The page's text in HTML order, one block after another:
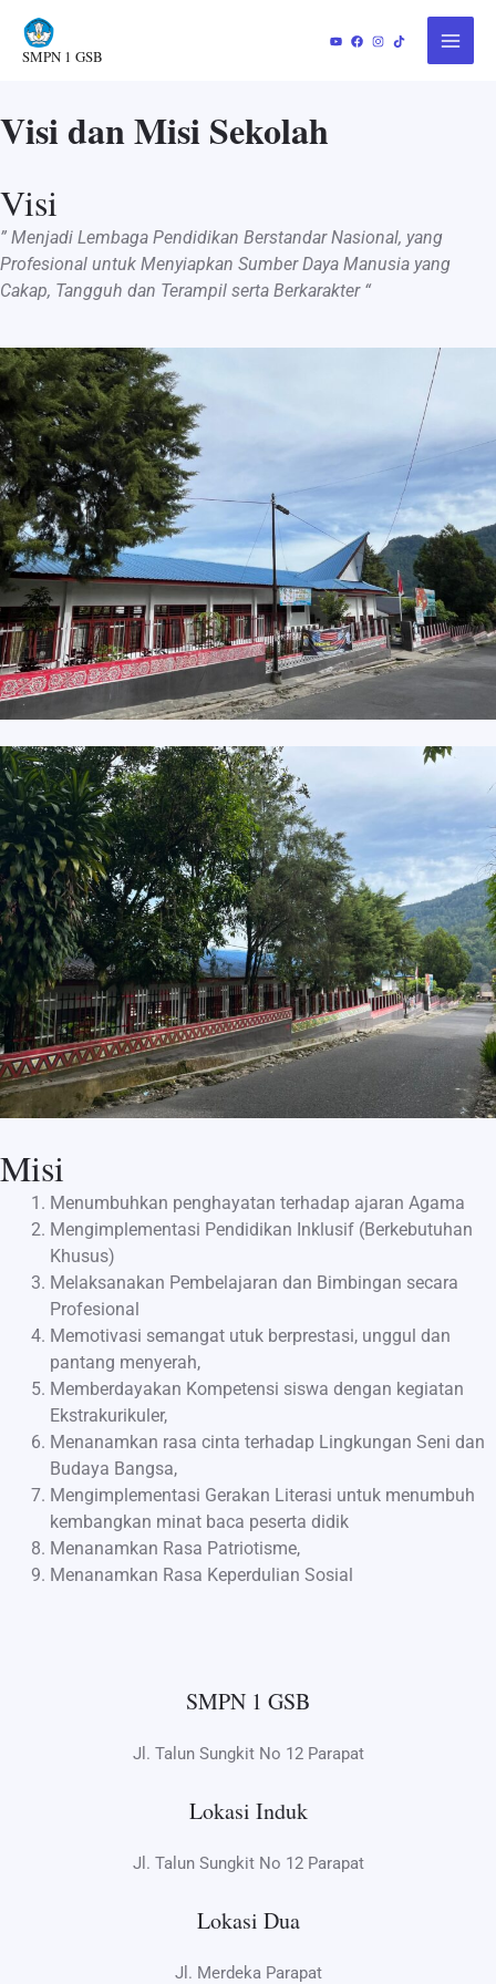
kontenSMPN 1 GSB
Main
Menu
Visi dan Misi Sekolah
Visi
” Menjadi Lembaga Pendidikan Berstandar Nasional, yang
Profesional untuk Menyiapkan Sumber Daya Manusia yang
Cakap, Tangguh dan Terampil serta Berkarakter “
Misi
Menumbuhkan penghayatan terhadap ajaran Agama
Mengimplementasi Pendidikan Inklusif (Berkebutuhan
Khusus)
Melaksanakan Pembelajaran dan Bimbingan secara
Profesional
Memotivasi semangat utuk berprestasi, unggul dan
pantang menyerah,
Memberdayakan Kompetensi siswa dengan kegiatan
Ekstrakurikuler,
Menanamkan rasa cinta terhadap Lingkungan Seni dan
Budaya Bangsa,
Mengimplementasi Gerakan Literasi untuk menumbuh
kembangkan minat baca peserta didik
Menanamkan Rasa Patriotisme,
Menanamkan Rasa Keperdulian Sosial
SMPN 1 GSB
Jl. Talun Sungkit No 12 Parapat
Lokasi Induk
Jl. Talun Sungkit No 12 Parapat
Lokasi Dua
Jl. Merdeka Parapat